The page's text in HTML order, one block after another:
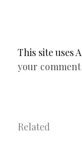
This site uses
your
Related